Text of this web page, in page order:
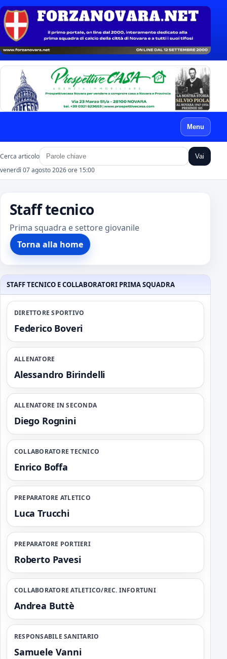
Menu
Cerca articolo Vai
venerdì 07 agosto 2026 ore 15:00
Staff tecnico
Prima squadra e settore giovanile
Torna alla home
STAFF TECNICO E COLLABORATORI PRIMA SQUADRA
DIRETTORE SPORTIVO
Federico Boveri
ALLENATORE
Alessandro Birindelli
ALLENATORE IN SECONDA
Diego Rognini
COLLABORATORE TECNICO
Enrico Boffa
PREPARATORE ATLETICO
Luca Trucchi
PREPARATORE PORTIERI
Roberto Pavesi
COLLABORATORE ATLETICO/REC. INFORTUNI
Andrea Buttè
RESPONSABILE SANITARIO
Samuele Vanni